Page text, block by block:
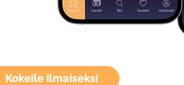
Kokeile Ilmaiseksi